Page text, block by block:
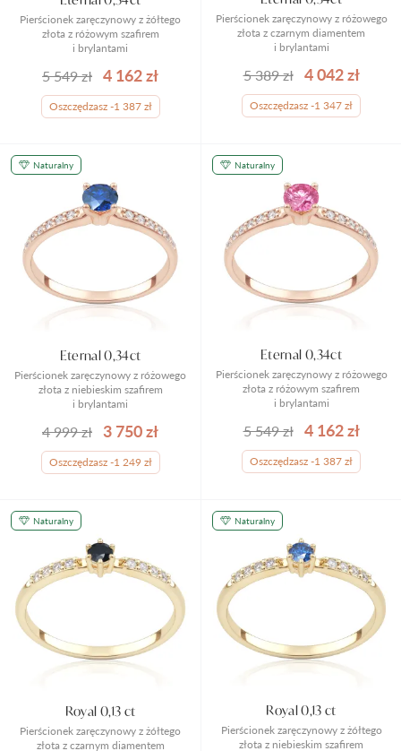
Pierścionek zaręczynowy z żółtego
złota z różowym szafirem
i brylantami
5 549 zł 4 162 zł
Oszczędzasz -1 387 zł
Pierścionek zaręczynowy z różowego
złota z czarnym diamentem
i brylantami
5 389 zł 4 042 zł
Oszczędzasz -1 347 zł
Naturalny
Pierścionek zaręczynowy z różowego
złota z niebieskim szafirem
i brylantami
Eternal 0,34ct
4 999 zł 3 750 zł
Oszczędzasz -1 249 zł
Naturalny
Pierścionek zaręczynowy z różowego
złota z różowym szafirem
i brylantami
Eternal 0,34ct
5 549 zł 4 162 zł
Oszczędzasz -1 387 zł
Naturalny
Pierścionek zaręczynowy z żółtego
złota z czarnym diamentem
Royal 0,13 ct
Naturalny
Pierścionek zaręczynowy z żółtego
złota z niebieskim szafirem
Royal 0,13 ct